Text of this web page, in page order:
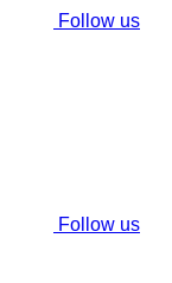
Follow us
Follow us